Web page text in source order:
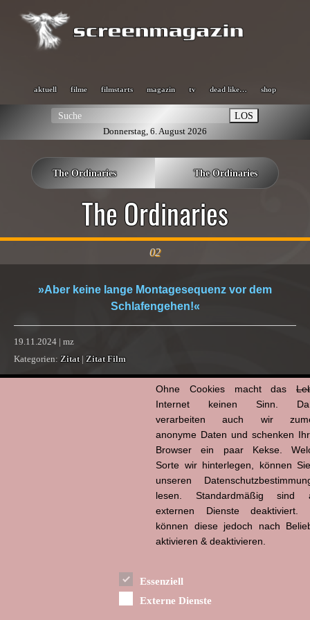
aktuell filme filmstarts magazin tv dead like… shop
LOS
Donnerstag, 6. August 2026
The Ordinaries The Ordinaries
The Ordinaries
02
»Aber keine lange Montagesequenz vor dem
Schlafengehen!«
19.11.2024 | mz
Kategorien: Zitat Zitat Film
CopyEmailWhatsApp
Facebook
X Tumblr
Pinterest
Teilen
Ohne Cookies macht das
Internet keinen Sinn.
verarbeiten auch wir
anonyme Daten und schenken
Browser ein paar Kekse.
Sorte wir hinterlegen, können
unseren
lesen. Standardmäßig sind
externen Dienste deaktiviert.
können diese jedoch nach
aktivieren & deaktivieren.
Essenziell
Externe Dienste